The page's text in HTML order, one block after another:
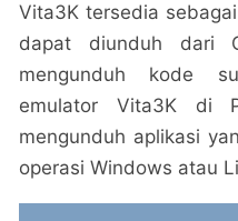
Vita3K tersedia
dapat diunduh dari
mengunduh kode
emulator Vita3K di
mengunduh aplikasi
operasi Windows atau